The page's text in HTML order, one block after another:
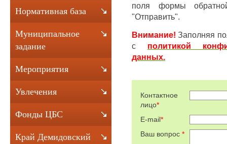
поля формы
"Отправить".
Внимание! Заполняя
с
политикой
данных.
Контактное
лицо*
E-mail*
Ваш вопрос *
Нормативная база
Муниципальное
задание
Мероприятия
Увлечения
Фонды ЦБС
Край Демидовский